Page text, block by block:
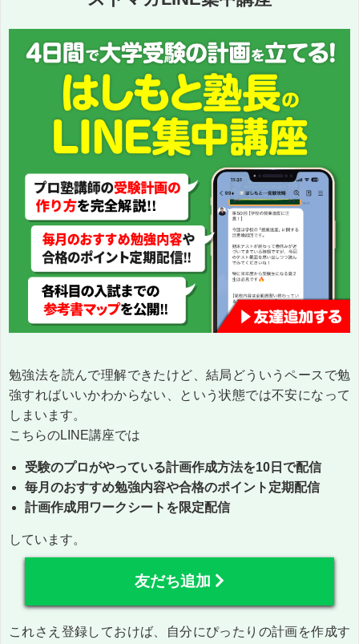
勉強法を読んで理解できたけど、結局どういうペースで勉
強すればいいかわからない、という状態では不安になって
しまいます。
こちらのLINE講座では
受験のプロがやっている計画作成方法を10日で配信
毎月のおすすめ勉強内容や合格のポイント定期配信
計画作成用ワークシートを限定配信
しています。
友だち追加
これさえ登録しておけば、自分にぴったりの計画を作成す